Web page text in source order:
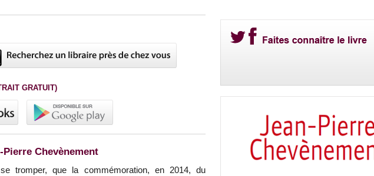
GRATUIT)
Chevènement
tromper, que la commémoration, en 2014, du